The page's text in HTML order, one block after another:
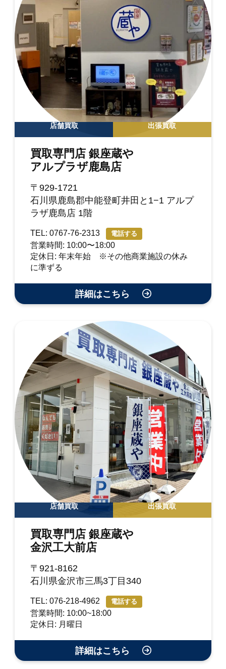
店舗買取 出張買取
買取専門店 銀座蔵や
アルプラザ鹿島店
〒929-1721
石川県鹿島郡中能登町井田と1−1 アルプ
ラザ鹿島店 1階
TEL: 0767-76-2313 電話する
営業時間: 10:00〜18:00
定休日: 年末年始 ※その他商業施設の休み
に準ずる
詳細はこちら
店舗買取 出張買取
買取専門店 銀座蔵や
金沢工大前店
〒921-8162
石川県金沢市三馬3丁目340
TEL: 076-218-4962 電話する
営業時間: 10:00~18:00
定休日: 月曜日
詳細はこちら